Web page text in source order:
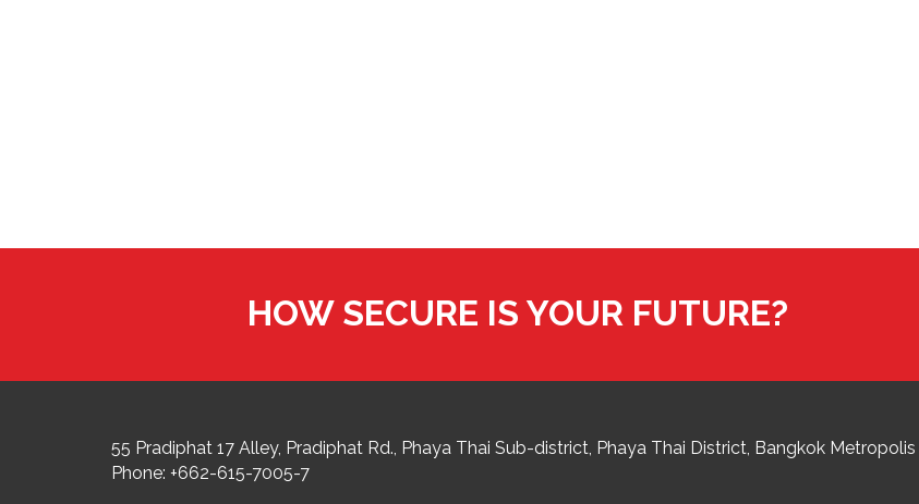
HOW SECURE IS YOUR FUTURE?
55 Pradiphat 17 Alley, Pradiphat Rd., Phaya Thai Sub-district Phaya Thai District, Bangkok Metropolis
Phone: +662-615-7005-7